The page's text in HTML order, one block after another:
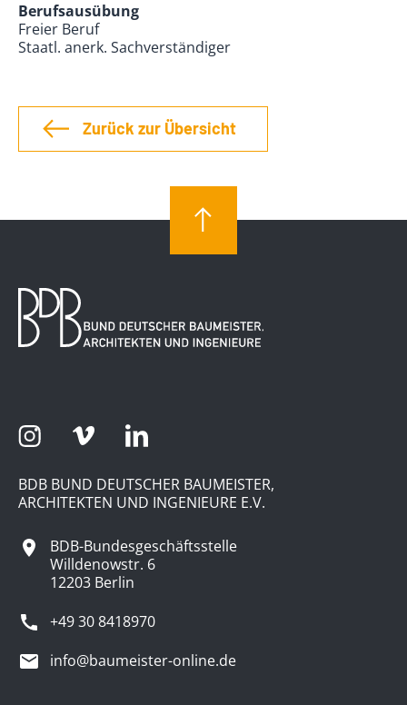
Berufsausübung
Freier Beruf
Staatl. anerk. Sachverständiger
Zurück zur Übersicht
BDB BUND DEUTSCHER BAUMEISTER,
ARCHITEKTEN UND INGENIEURE E.V.
BDB-Bundesgeschäftsstelle
Willdenowstr. 6
12203 Berlin
+49 30 8418970
info@baumeister-online.de